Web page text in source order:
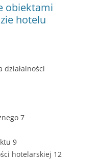
obiektami
hotelu
działalności
7
9
hotelarskiej 12